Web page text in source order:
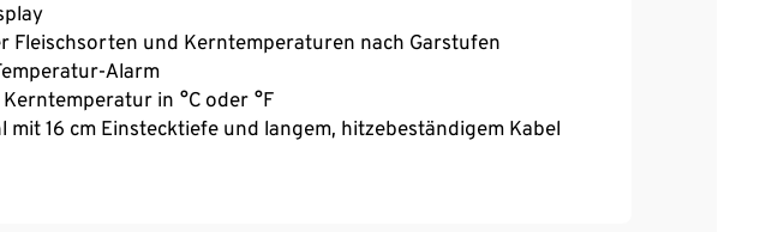
Fleischsorten und Kerntemperaturen nach Garstufen
Alarm
in °C oder °F
mit 16 cm Einstecktiefe und langem, hitzebeständigem Kabel
bis zum gewünschten Garpunkt
°C bis +250 °C